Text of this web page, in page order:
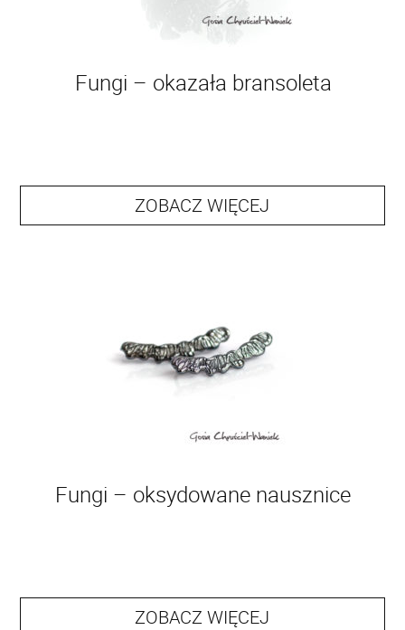
Fungi – okazała bransoleta
ZOBACZ WIĘCEJ
Fungi – oksydowane nausznice
ZOBACZ WIĘCEJ